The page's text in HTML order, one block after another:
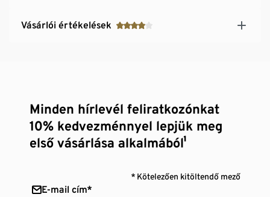
Vásárlói értékelések
Minden hírlevél feliratkozónkat
10% kedvezménnyel lepjük meg
első vásárlása alkalmából¹
* Kötelezően kitöltendő mező
E-mail cím*